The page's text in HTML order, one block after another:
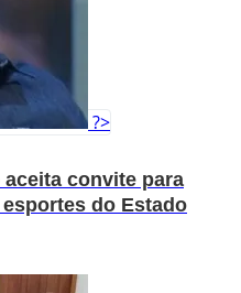
?>
convite para
do Estado